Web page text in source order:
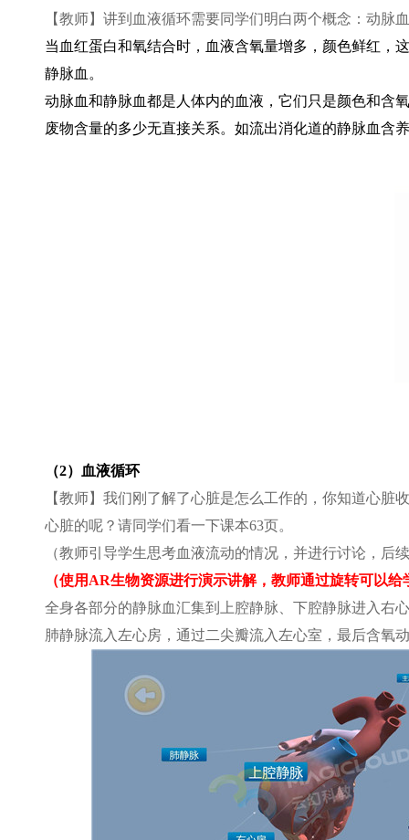
【教师】讲到血液循环需要同学们明白两个概念：动脉
当血红蛋白和氧结合时，血液含氧量增多，颜色鲜红，
静脉血。
动脉血和静脉血都是人体内的血液，它们只是颜色和含
废物含量的多少无直接关系。如流出消化道的静脉血含
（2）血液循环
【教师】我们刚了解了心脏是怎么工作的，你知道心
心脏的呢？请同学们看一下课本63页。
（教师引导学生思考血液流动的情况，并进行讨论，后
（使用AR生物资源进行演示讲解，教师通过旋转可以
全身各部分的静脉血汇集到上腔静脉、下腔静脉进入右
肺静脉流入左心房，通过二尖瓣流入左心室，最后含氧